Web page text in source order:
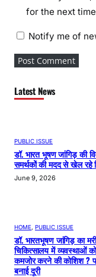
for the next
Notify me of
Latest News
PUBLIC ISSUE
डॉ. भारत भूषण जांगिड़ की
समर्थकों की मदद से खेल रहे
June 9, 2026
HOME PUBLIC ISSUE
डॉ. भारतभूषण जांगिड़ का
चिकित्सालय में व्यवस्थाओं
कमजोर करने की कोशिश ?
बनाई दूरी